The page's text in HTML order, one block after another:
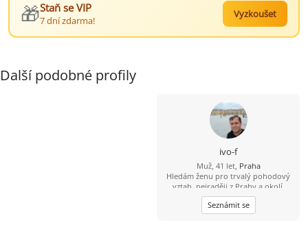
🎁Staň se VIP
7 dní zdarma!
Vyzkoušet
Další podobné profily
ivo-f
Muž, 41 let, Praha
Hledám ženu pro trvalý pohodový
vztah, nejraději z Prahy a okolí.
Seznámit se